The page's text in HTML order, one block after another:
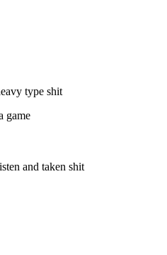
type shit
game
and taken shit